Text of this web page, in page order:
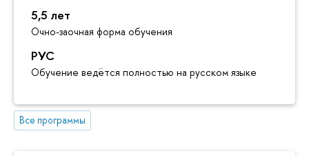
5,5 лет
Очно-заочная форма обучения
РУС
Обучение ведётся полностью на русском языке
Все программы